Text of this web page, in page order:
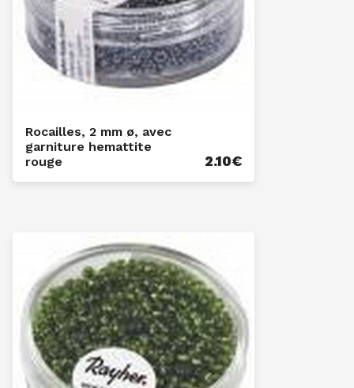
Rocailles, 2 mm ø, avec
garniture hemattite
rouge
2.10€